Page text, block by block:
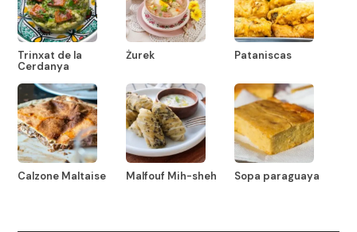
Trinxat de la
Cerdanya
Żurek Pataniscas
Calzone Maltaise Malfouf Mih-sheh Sopa paraguaya